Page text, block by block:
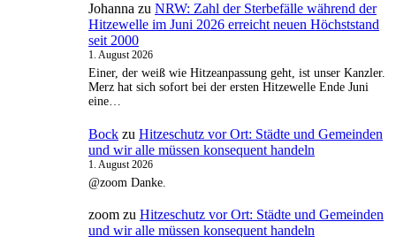
geblieben?
Johanna zu NRW: Zahl der Sterbefälle während der
Hitzewelle im Juni 2026 erreicht neuen Höchststand
seit 2000
1. August 2026
Einer, der weiß wie Hitzeanpassung geht, ist unser Kanzler.
Merz hat sich sofort bei der ersten Hitzewelle Ende Juni
eine…
Bock zu Hitzeschutz vor Ort: Städte und Gemeinden
und wir alle müssen konsequent handeln
1. August 2026
@zoom Danke.
zoom zu Hitzeschutz vor Ort: Städte und Gemeinden
und wir alle müssen konsequent handeln